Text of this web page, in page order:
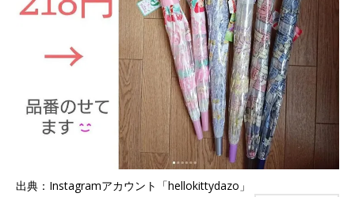
出典：Instagramアカウント「hellokittydazo」